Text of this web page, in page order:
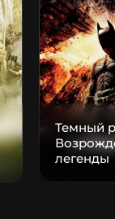
Темный
легенды